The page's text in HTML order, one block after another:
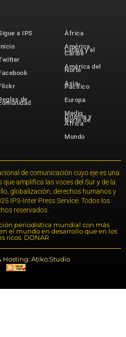
a IPS
de
África
América
Latina y el
Caribe
América del
Norte
Asia-
Pacífico
Europa
Medio
Oriente y
Norte de
África
Mundo
de comunicación cuyo eje es una
amplifica las voces del Sur y de la
globalización, derechos humanos y
IPS-Inter Press Service. Todos los
reservados.
periodística mundial con más
el mundo en desarrollo que en los
ricos. DONAR
Hosting: Atiko.Studio